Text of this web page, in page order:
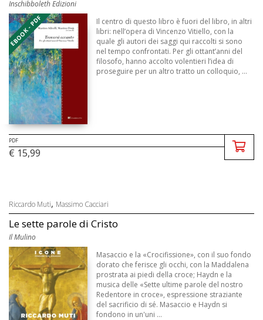
Inschibboleth Edizioni
EBOOK - PDF
Il centro di questo libro è fuori del libro, in altri
libri: nell’opera di Vincenzo Vitiello, con la
quale gli autori dei saggi qui raccolti si sono
nel tempo confrontati. Per gli ottant’anni del
filosofo, hanno accolto volentieri l’idea di
proseguire per un altro tratto un colloquio, ...
PDF
€ 15,99
Riccardo Muti, Massimo Cacciari
Le sette parole di Cristo
Il Mulino
Masaccio e la «Crocifissione», con il suo fondo
dorato che ferisce gli occhi, con la Maddalena
prostrata ai piedi della croce; Haydn e la
musica delle «Sette ultime parole del nostro
Redentore in croce», espressione straziante
del sacrificio di sé. Masaccio e Haydn si
fondono in un'uni ...